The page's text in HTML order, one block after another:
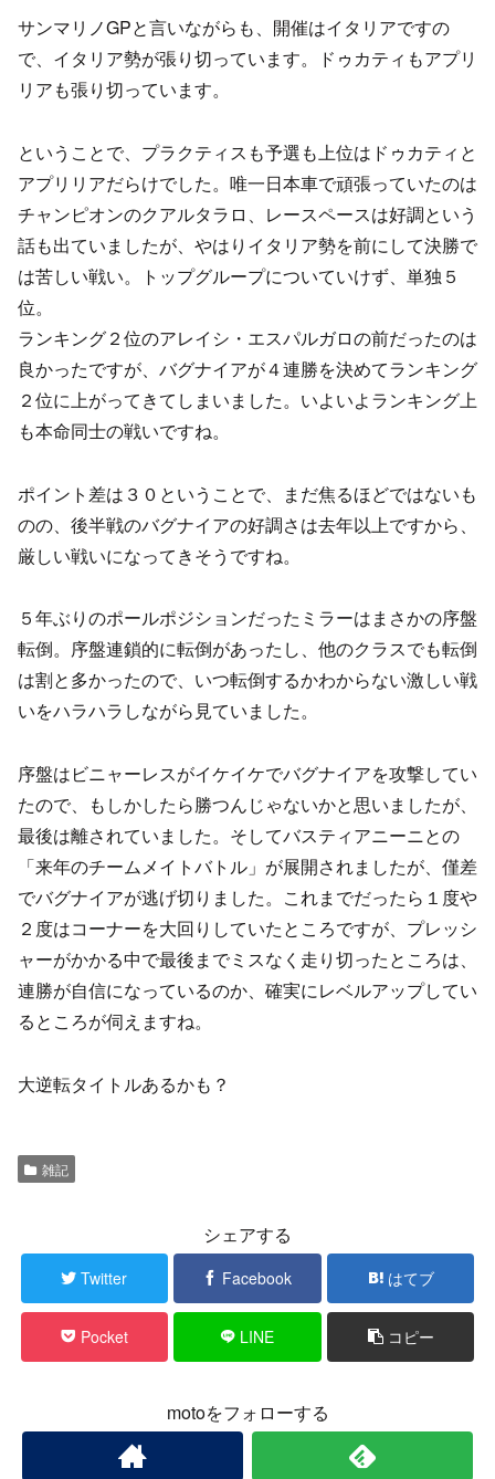
サンマリノGPと言いながらも、開催はイタリアですの
で、イタリア勢が張り切っています。ドゥカティもアプリ
リアも張り切っています。
ということで、プラクティスも予選も上位はドゥカティと
アプリリアだらけでした。唯一日本車で頑張っていたのは
チャンピオンのクアルタラロ、レースペースは好調という
話も出ていましたが、やはりイタリア勢を前にして決勝で
は苦しい戦い。トップグループについていけず、単独５
位。
ランキング２位のアレイシ・エスパルガロの前だったのは
良かったですが、バグナイアが４連勝を決めてランキング
２位に上がってきてしまいました。いよいよランキング上
も本命同士の戦いですね。
ポイント差は３０ということで、まだ焦るほどではないも
のの、後半戦のバグナイアの好調さは去年以上ですから、
厳しい戦いになってきそうですね。
５年ぶりのポールポジションだったミラーはまさかの序盤
転倒。序盤連鎖的に転倒があったし、他のクラスでも転倒
は割と多かったので、いつ転倒するかわからない激しい戦
いをハラハラしながら見ていました。
序盤はビニャーレスがイケイケでバグナイアを攻撃してい
たので、もしかしたら勝つんじゃないかと思いましたが、
最後は離されていました。そしてバスティアニーニとの
「来年のチームメイトバトル」が展開されましたが、僅差
でバグナイアが逃げ切りました。これまでだったら１度や
２度はコーナーを大回りしていたところですが、プレッシ
ャーがかかる中で最後までミスなく走り切ったところは、
連勝が自信になっているのか、確実にレベルアップしてい
るところが伺えますね。
大逆転タイトルあるかも？
雑記
シェアする
Twitter Facebook はてブ
Pocket LINE コピー
motoをフォローする